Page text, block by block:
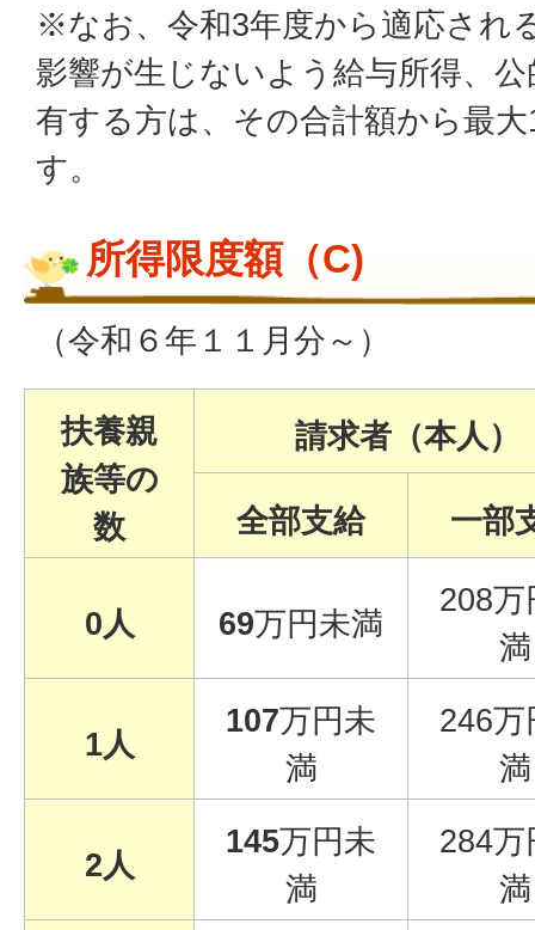
※なお、令和3年度から適応され
影響が生じないよう給与所得、
有する方は、その合計額から最
す。
所得限度額（C)
（令和６年１１月分～）
扶養親
族等の
数
請求者（本人）
全部支給 一部
0人 69万円未満
208万
満
1人
107万円未
満
246万
満
2人
145万円未
満
284万
満